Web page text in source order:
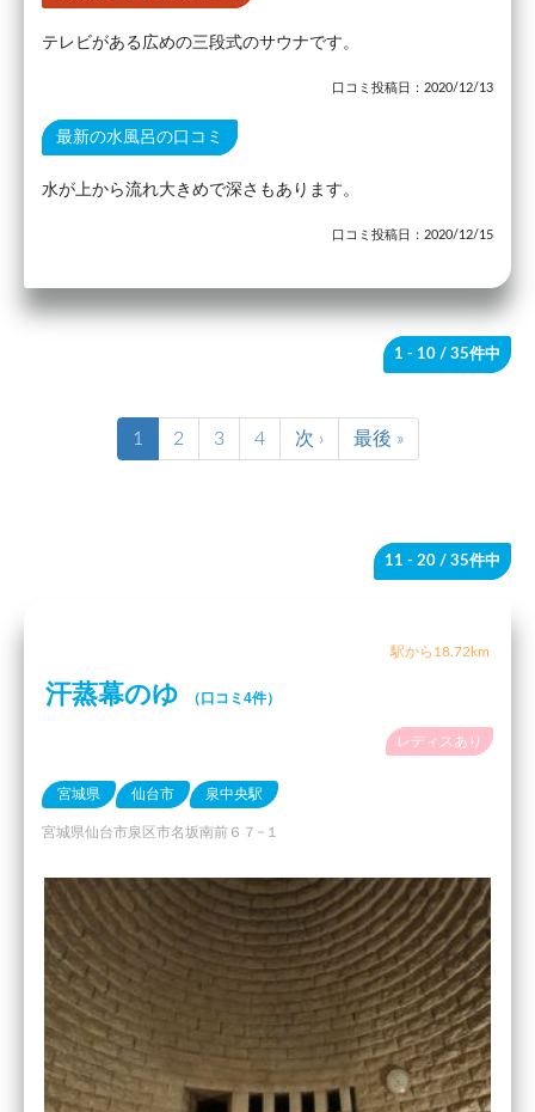
テレビがある広めの三段式のサウナです。
口コミ投稿日：2020/12/13
最新の水風呂の口コミ
水が上から流れ大きめで深さもあります。
口コミ投稿日：2020/12/15
1 - 10 / 35件中
1 2 3 4 次 › 最後 »
11 - 20 / 35件中
駅から18.72km
汗蒸幕のゆ （口コミ4件）
レディスあり
宮城県 仙台市 泉中央駅
宮城県仙台市泉区市名坂南前６７−１